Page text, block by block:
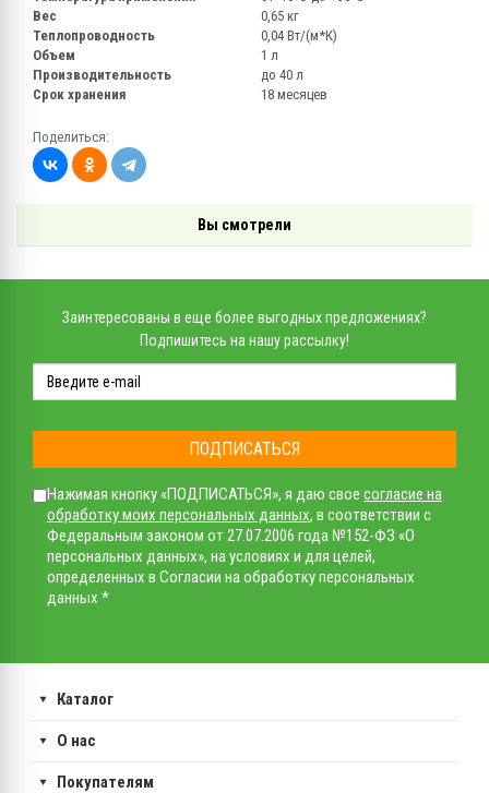
Вес
0,65 кг
Теплопроводность
0,04 Вт/(м*К)
Объем
1 л
Производительность
до 40 л
Срок хранения
18 месяцев
Поделиться:
Вы смотрели
Заинтересованы в еще более выгодных предложениях?
Подпишитесь на нашу рассылку!
ПОДПИСАТЬСЯ
Нажимая кнопку «ПОДПИСАТЬСЯ», я даю свое согласие на
обработку моих персональных данных, в соответствии с
Федеральным законом от 27.07.2006 года №152-ФЗ «О
персональных данных», на условиях и для целей,
определенных в Согласии на обработку персональных
данных *
Каталог
О нас
Покупателям